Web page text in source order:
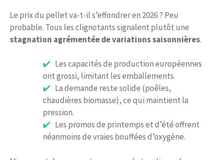
Le prix du pellet va-t-il s’effondrer en 2026 ? Peu
probable. Tous les clignotants signalent plutôt une
stagnation agrémentée de variations saisonnières.
Les capacités de production européennes
ont grossi, limitant les emballements.
La demande reste solide (poêles,
chaudières biomasse), ce qui maintient la
pression.
Les promos de printemps et d’été offrent
néanmoins de vraies bouffées d’oxygène.